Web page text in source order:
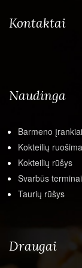
Kontaktai
Naudinga
Barmeno įrankiai
Kokteilių
Kokteilių rūšys
Svarbūs terminai
Taurių rūšys
Draugai